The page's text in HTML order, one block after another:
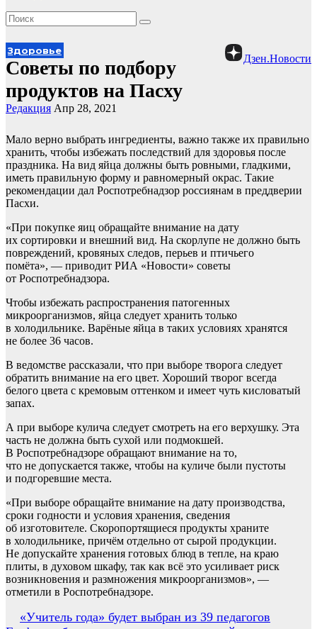
Дзен.Новости
Здоровье
Советы по подбору
продуктов на Пасху
Редакция Апр 28, 2021
Мало верно выбрать ингредиенты, важно также их правильно
хранить, чтобы избежать последствий для здоровья после
праздника. На вид яйца должны быть ровными, гладкими,
иметь правильную форму и равномерный окрас. Такие
рекомендации дал Роспотребнадзор россиянам в преддверии
Пасхи.
«При покупке яиц обращайте внимание на дату
их сортировки и внешний вид. На скорлупе не должно быть
повреждений, кровяных следов, перьев и птичьего
помёта», — приводит РИА «Новости» советы
от Роспотребнадзора.
Чтобы избежать распространения патогенных
микроорганизмов, яйца следует хранить только
в холодильнике. Варёные яйца в таких условиях хранятся
не более 36 часов.
В ведомстве рассказали, что при выборе творога следует
обратить внимание на его цвет. Хороший творог всегда
белого цвета с кремовым оттенком и имеет чуть кисловатый
запах.
А при выборе кулича следует смотреть на его верхушку. Эта
часть не должна быть сухой или подмокшей.
В Роспотребнадзоре обращают внимание на то,
что не допускается также, чтобы на куличе были пустоты
и подгоревшие места.
«При выборе обращайте внимание на дату производства,
сроки годности и условия хранения, сведения
об изготовителе. Скоропортящиеся продукты храните
в холодильнике, причём отдельно от сырой продукции.
Не допускайте хранения готовых блюд в тепле, на краю
плиты, в духовом шкафу, так как всё это усиливает риск
возникновения и размножения микроорганизмов», —
отметили в Роспотребнадзоре.
Навигация
«Учитель года» будет выбран из 39 педагогов